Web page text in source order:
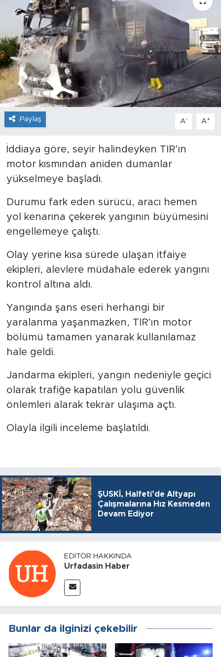
Paylaş A- A+
İddiaya göre, seyir halindeyken TIR’ın
motor kısmından aniden dumanlar
yükselmeye başladı.
Durumu fark eden sürücü, aracı hemen
yol kenarına çekerek yangının büyümesini
engellemeye çalıştı.
Olay yerine kısa sürede ulaşan itfaiye
ekipleri, alevlere müdahale ederek yangını
kontrol altına aldı.
Yangında şans eseri herhangi bir
yaralanma yaşanmazken, TIR’ın motor
bölümü tamamen yanarak kullanılamaz
hale geldi.
Jandarma ekipleri, yangın nedeniyle geçici
olarak trafiğe kapatılan yolu güvenlik
önlemleri alarak tekrar ulaşıma açtı.
Olayla ilgili inceleme başlatıldı.
ŞUSKİ, Halfeti’de Altyapı
Çalışmalarına Hız Kesmeden
Devam Ediyor
EDITÖR HAKKINDA
Urfadasin Haber
Bunlar da ilginizi çekebilir